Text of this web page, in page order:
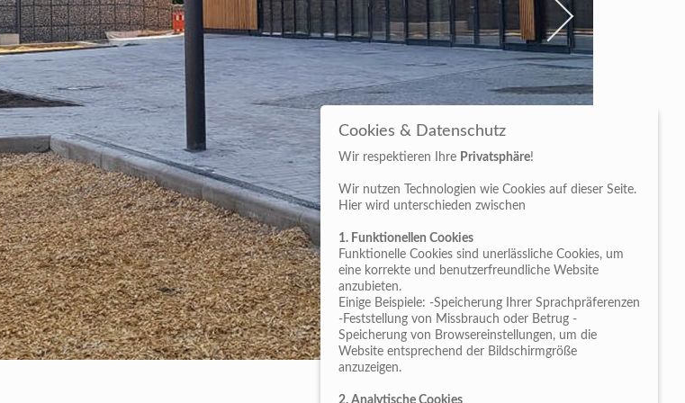
Cookies & Datenschutz
Wir respektieren Ihre Privatsphäre!
Wir nutzen Technologien wie Cookies auf dieser Seite.
Hier wird unterschieden zwischen
1. Funktionellen Cookies
Funktionelle Cookies sind unerlässliche Cookies, um
eine korrekte und benutzerfreundliche Website
anzubieten.
Einige Beispiele: -Speicherung Ihrer Sprachpräferenzen
-Feststellung von Missbrauch oder Betrug -
Speicherung von Browsereinstellungen, um die
Website entsprechend der Bildschirmgröße
anzuzeigen.
2. Analytische Cookies